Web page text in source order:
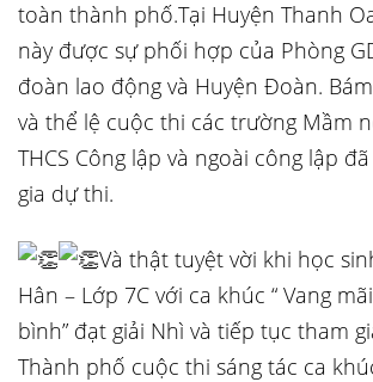
toàn thành phố.Tại Huyện Thanh
này được sự phối hợp của Phòng
đoàn lao động và Huyện Đoàn.
và thể lệ cuộc thi các trường Mầm
THCS Công lập và ngoài công lập
gia dự thi.
Và thật tuyệt vời khi học
Hân – Lớp 7C với ca khúc “ Vang
bình” đạt giải Nhì và tiếp tục tham
Thành phố cuộc thi sáng tác ca